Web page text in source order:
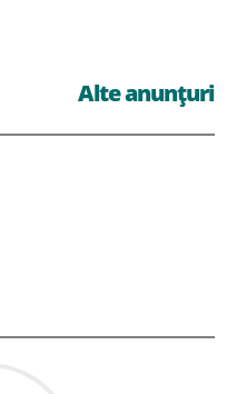
Alte anunțuri